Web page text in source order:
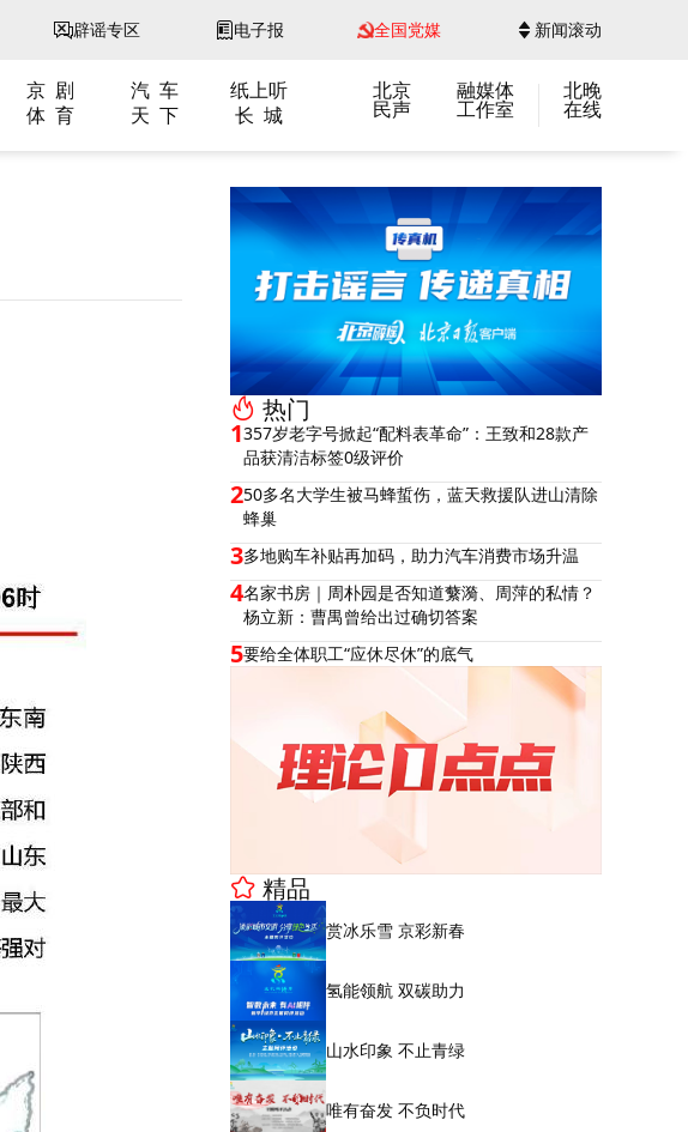
辟谣专区 电子报 全国党媒 新闻滚动
京 剧 汽 车
纸上听
体 育 天 下 长 城
北京
民声
融媒体
工作室
北晚
在线
热门
1357岁老字号掀起“配料表革命”：王致和28款产
品获清洁标签0级评价
250多名大学生被马蜂蜇伤，蓝天救援队进山清除
蜂巢
3多地购车补贴再加码，助力汽车消费市场升温
4名家书房｜周朴园是否知道蘩漪、周萍的私情？
杨立新：曹禺曾给出过确切答案
5要给全体职工“应休尽休”的底气
精品
赏冰乐雪 京彩新春
氢能领航 双碳助力
山水印象 不止青绿
唯有奋发 不负时代